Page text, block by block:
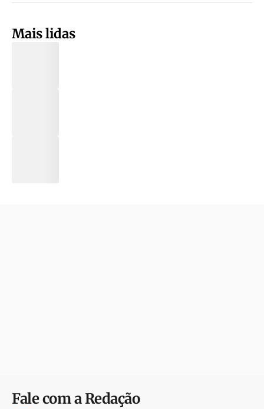
Mais lidas
Fale com a Redação